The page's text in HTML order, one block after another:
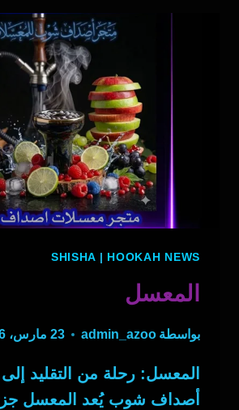
SHISHA | HOOKAH NEWS
المعسل
بواسطة admin_azoo 23 مارس، 2026
المعسل: رحلة من التقليد إلى
أصداف شوب يُعد المعسل جزءاً